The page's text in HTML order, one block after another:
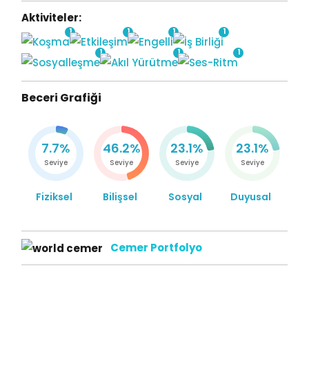
Aktiviteler:
1 1 1
1
1
1 1
Beceri Grafiği
7.7%
Seviye
Fiziksel
46.2%
Seviye
Bilişsel
23.1%
Seviye
Sosyal
23.1%
Seviye
Duyusal
Cemer Portfolyo